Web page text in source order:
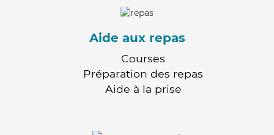
Aide aux repas
Courses
Préparation des repas
Aide à la prise